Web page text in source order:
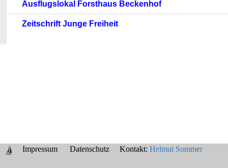
Ausflugslokal Forsthaus Beckenhof
Zeitschrift Junge Freiheit
Impressum Datenschutz Kontakt:Helmut Sommer